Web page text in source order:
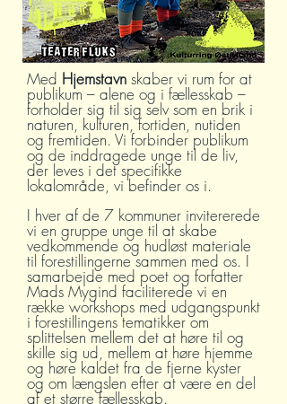
Med Hjemstavn skaber vi rum for at
publikum – alene og i fællesskab –
forholder sig til sig selv som en brik i
naturen, kulturen, fortiden, nutiden
og fremtiden. Vi forbinder publikum
og de inddragede unge til de liv,
der leves i det specifikke
lokalområde, vi befinder os i.
I hver af de 7 kommuner invitererede
vi en gruppe unge til at skabe
vedkommende og hudløst materiale
til forestillingerne sammen med os. I
samarbejde med poet og forfatter
Mads Mygind faciliterede vi en
række workshops med udgangspunkt
i forestillingens tematikker om
splittelsen mellem det at høre til og
skille sig ud, mellem at høre hjemme
og høre kaldet fra de fjerne kyster
og om længslen efter at være en del
af et større fællesskab.